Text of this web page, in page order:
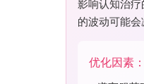
影响认知治
的波动可能会
优化因素：